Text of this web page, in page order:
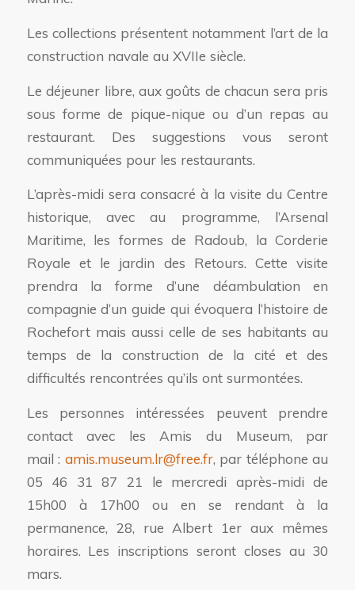
Les collections présentent notamment l’art de la
construction navale au XVIIe siècle.
Le déjeuner libre, aux goûts de chacun sera pris
sous forme de pique-nique ou d’un repas au
restaurant. Des suggestions vous seront
communiquées pour les restaurants.
L’après-midi sera consacré à la visite du Centre
historique, avec au programme, l’Arsenal
Maritime, les formes de Radoub, la Corderie
Royale et le jardin des Retours. Cette visite
prendra la forme d’une déambulation en
compagnie d’un guide qui évoquera l’histoire de
Rochefort mais aussi celle de ses habitants au
temps de la construction de la cité et des
difficultés rencontrées qu’ils ont surmontées.
Les personnes intéressées peuvent prendre
contact avec les Amis du Museum, par
mail : amis.museum.lr@free.fr, par téléphone au
05 46 31 87 21 le mercredi après-midi de
15h00 à 17h00 ou en se rendant à la
permanence, 28, rue Albert 1er aux mêmes
horaires. Les inscriptions seront closes au 30
mars.